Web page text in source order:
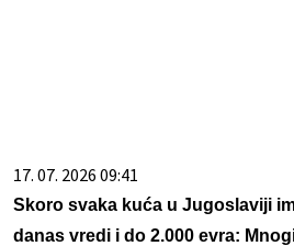
17. 07. 2026 09:41
Skoro svaka kuća u Jugoslaviji
danas vredi i do 2.000 evra: